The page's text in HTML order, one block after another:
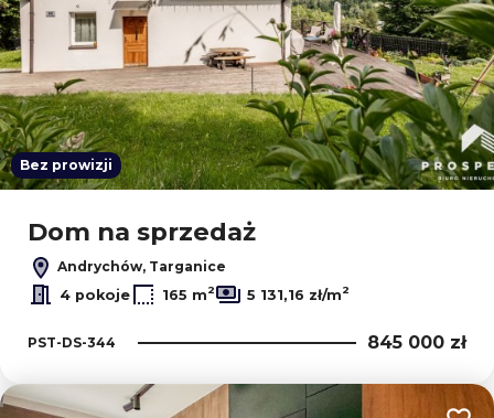
Bez prowizji
Dom na sprzedaż
Andrychów, Targanice
4 pokoje
165 m2 5 131,16 zł/m2
PST-DS-344 845 000 zł